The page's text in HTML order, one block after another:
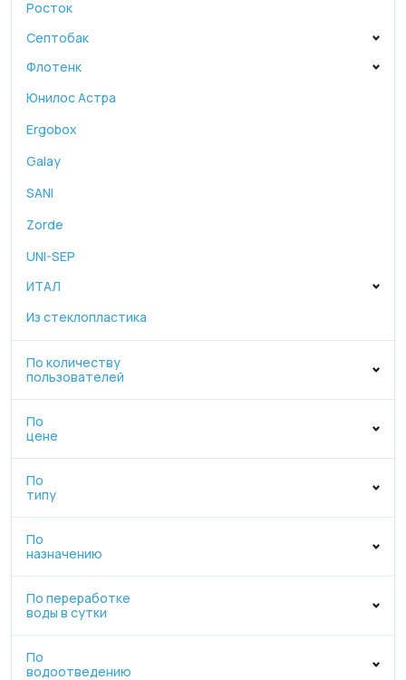
Росток
Септобак
Флотенк
Юнилос Астра
Ergobox
Galay
SANI
Zorde
UNI-SEP
ИТАЛ
Из стеклопластика
По количеству
пользователей
По
цене
По
типу
По
назначению
По переработке
воды в сутки
По
водоотведению